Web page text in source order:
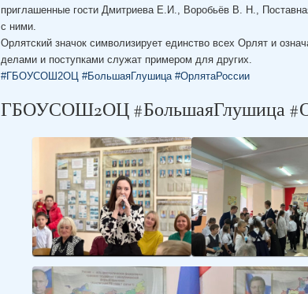
приглашенные гости Дмитриева Е.И., Воробьёв В. Н.,
с ними.
Орлятский значок символизирует единство всех Орлят и
делами и поступками служат примером для других.
#ГБОУСОШ2ОЦ
#БольшаяГлушица #ОрлятаРоссии
ГБОУСОШ2ОЦ #БольшаяГлушица